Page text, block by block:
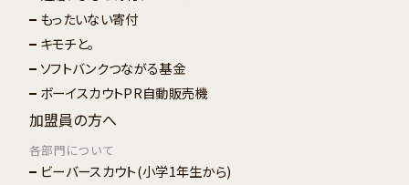
もったいない寄付
キモチと。
ソフトバンクつながる基金
ボーイスカウトPR自動販売機
加盟員の方へ
各部門について
ビーバースカウト(小学1年生から)